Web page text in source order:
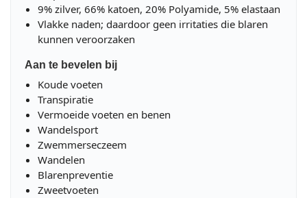
9% zilver, 66% katoen, 20% Polyamide, 5% elastaan
Vlakke naden; daardoor geen irritaties die blaren
kunnen veroorzaken
Aan te bevelen bij
Koude voeten
Transpiratie
Vermoeide voeten en benen
Wandelsport
Zwemmerseczeem
Wandelen
Blarenpreventie
Zweetvoeten